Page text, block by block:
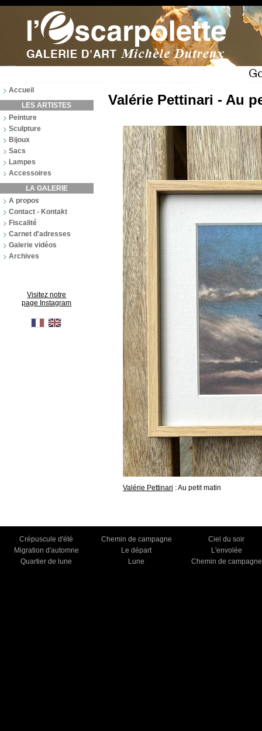
Accueil
LES ARTISTES
Peinture
Sculpture
Bijoux
Sacs
Lampes
Accessoires
LA GALERIE
A propos
Contact - Kontakt
Fiscalité
Carnet d'adresses
Galerie vidéos
Archives
Visitez notre
page Instagram
Valérie Pettinari - Au
Valérie Pettinari : Au petit matin
Crépuscule d'été Chemin de campagne
Ciel du soir
Migration d'automne
Le départ
L'envolée
Quartier de lune
Lune Chemin de campagne